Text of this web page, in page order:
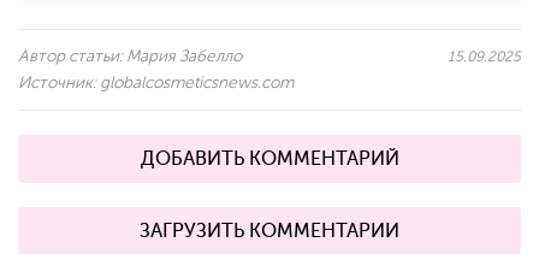
Автор статьи: Мария Забелло
Источник: globalcosmeticsnews.com
15.09.2025
ДОБАВИТЬ КОММЕНТАРИЙ
ЗАГРУЗИТЬ КОММЕНТАРИИ